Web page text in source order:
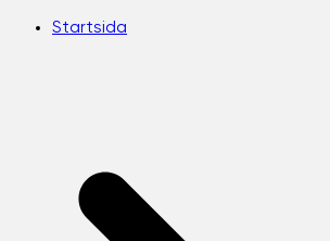
Startsida